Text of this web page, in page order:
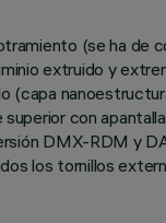
(se ha de
extruido y
con
DMX-RDM y
los tornillos